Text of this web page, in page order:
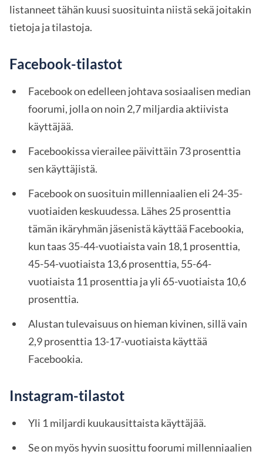
listanneet tähän kuusi suosituinta niistä sekä joitakin
tietoja ja tilastoja.
Facebook-tilastot
Facebook on edelleen johtava sosiaalisen median
foorumi, jolla on noin 2,7 miljardia aktiivista
käyttäjää.
Facebookissa vierailee päivittäin 73 prosenttia
sen käyttäjistä.
Facebook on suosituin millenniaalien eli 24-35-
vuotiaiden keskuudessa. Lähes 25 prosenttia
tämän ikäryhmän jäsenistä käyttää Facebookia,
kun taas 35-44-vuotiaista vain 18,1 prosenttia,
45-54-vuotiaista 13,6 prosenttia, 55-64-
vuotiaista 11 prosenttia ja yli 65-vuotiaista 10,6
prosenttia.
Alustan tulevaisuus on hieman kivinen, sillä vain
2,9 prosenttia 13-17-vuotiaista käyttää
Facebookia.
Instagram-tilastot
Yli 1 miljardi kuukausittaista käyttäjää.
Se on myös hyvin suosittu foorumi millenniaalien